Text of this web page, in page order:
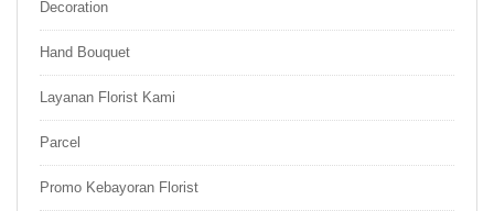
Decoration
Hand Bouquet
Layanan Florist Kami
Parcel
Promo Kebayoran Florist